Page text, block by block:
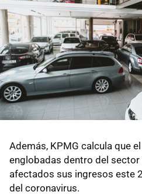
Además, KPMG calcula que
englobadas dentro del
afectados sus ingresos este
del coronavirus.